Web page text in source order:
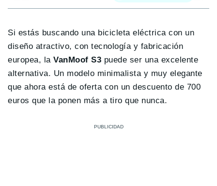
Si estás buscando una bicicleta eléctrica con un
diseño atractivo, con tecnología y fabricación
europea, laVanMoof S3 puede ser una excelente
alternativa. Un modelo minimalista y muy elegante
que ahora está de oferta con un descuento de 700
euros que la ponen más a tiro que nunca.